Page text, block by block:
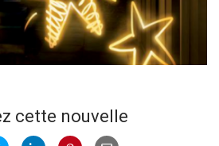
cette nouvelle